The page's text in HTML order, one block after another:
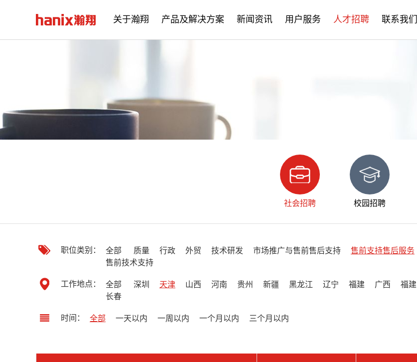
关于瀚翔 产品及解决方案 新闻资讯 用户服务 人才招聘 联系我们
社会招聘 校园招聘
职位类别： 全部 质量 行政 外贸 技术研发 市场推广与售前售后支持 售前支持售后服务
售前技术支持
工作地点： 全部 深圳 天津 山西 河南 贵州 新疆 黑龙江 辽宁 福建 广西 福建
长春
时间： 全部 一天以内 一周以内 一个月以内 三个月以内